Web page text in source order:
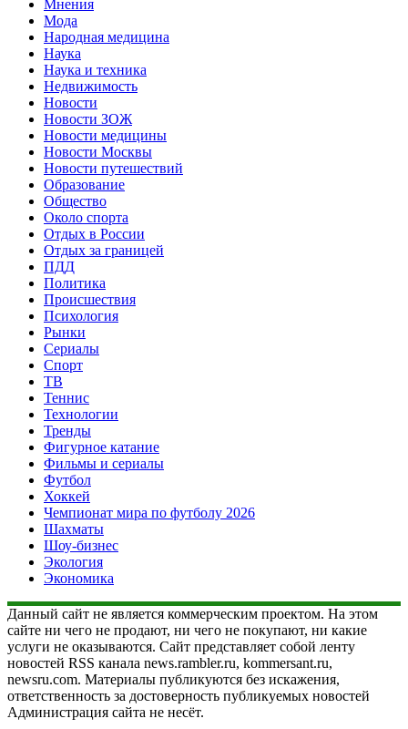
Мнения
Мода
Народная медицина
Наука
Наука и техника
Недвижимость
Новости
Новости ЗОЖ
Новости медицины
Новости Москвы
Новости путешествий
Образование
Общество
Около спорта
Отдых в России
Отдых за границей
ПДД
Политика
Происшествия
Психология
Рынки
Сериалы
Спорт
ТВ
Теннис
Технологии
Тренды
Фигурное катание
Фильмы и сериалы
Футбол
Хоккей
Чемпионат мира по футболу 2026
Шахматы
Шоу-бизнес
Экология
Экономика
Данный сайт не является коммерческим проектом. На этом
сайте ни чего не продают, ни чего не покупают, ни какие
услуги не оказываются. Сайт представляет собой ленту
новостей RSS канала news.rambler.ru, kommersant.ru,
newsru.com. Материалы публикуются без искажения,
ответственность за достоверность публикуемых новостей
Администрация сайта не несёт.